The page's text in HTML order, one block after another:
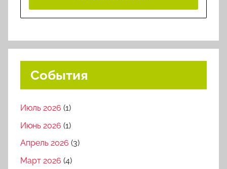
События
Июль 2026 (1)
Июнь 2026 (1)
Апрель 2026 (3)
Март 2026 (4)